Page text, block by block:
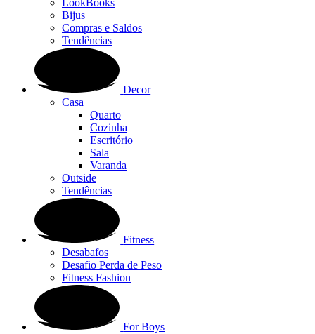
Bijus
Compras e Saldos
Tendências
Decor
Casa
Quarto
Cozinha
Escritório
Sala
Varanda
Outside
Tendências
Fitness
Desabafos
Desafio Perda de Peso
Fitness Fashion
For Boys